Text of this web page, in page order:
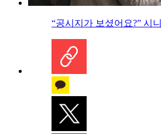
“공시지가 보셨어요?” 시